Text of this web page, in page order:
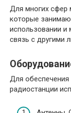
Для многих сфер
которые
использовании
связь с другими
Для
радиостанции